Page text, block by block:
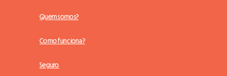
Quem somos?
Como funciona?
Seguro